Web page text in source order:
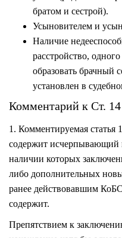
братом и сестрой).
Усыновителем и
Наличие
расстройство,
образовать брачный
установлен в
Комментарий к Ст.
1. Комментируемая статья
содержит исчерпывающий
наличии которых
либо дополнительных
ранее действовавшим
содержит.
Препятствием к